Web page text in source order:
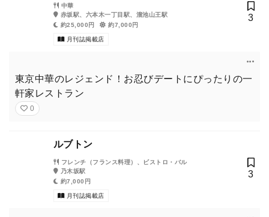
中華
赤坂駅、六本木一丁目駅、溜池山王駅
約25,000円
約7,000円
月刊誌掲載店
3
東京中華のレジェンド！お忍びデートにぴったりの一
軒家レストラン
0
ルブトン
フレンチ（フランス料理）、ビストロ・バル
乃木坂駅
約7,000円
月刊誌掲載店
3